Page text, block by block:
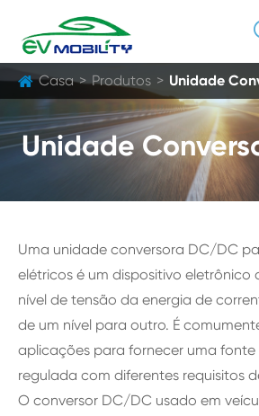
Casa Produtos Unidade
Unidade
Uma unidade conversora DC/DC
elétricos é um dispositivo eletrônico
nível de tensão da energia de
de um nível para outro. É
aplicações para fornecer uma
regulada com diferentes requisitos
O conversor DC/DC usado em